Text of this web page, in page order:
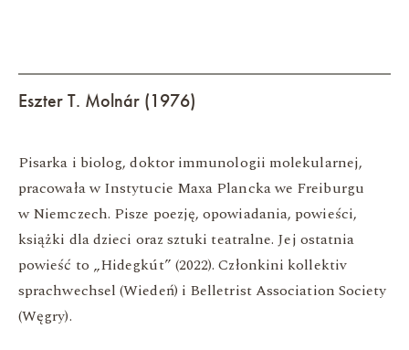
Eszter T. Molnár (1976)
Pisarka i biolog, doktor immunologii molekularnej,
pracowała w Instytucie Maxa Plancka we Freiburgu
w Niemczech. Pisze poezję, opowiadania, powieści,
książki dla dzieci oraz sztuki teatralne. Jej ostatnia
powieść to „Hidegkút” (2022). Członkini kollektiv
sprachwechsel (Wiedeń) i Belletrist Association Society
(Węgry).